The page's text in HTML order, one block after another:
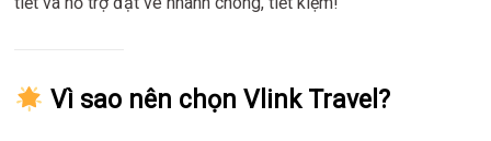
Vì sao nên chọn Vlink Travel?